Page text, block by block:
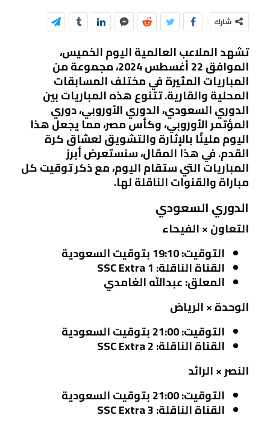
شارك
تشهد الملاعب العالمية اليوم الخميس،
الموافق 22 أغسطس 2024، مجموعة من
المباريات المثيرة في مختلف المسابقات
المحلية والقارية. تتنوع هذه المباريات بين
الدوري السعودي، الدوري الأوروبي، دوري
المؤتمر الأوروبي، وكأس مصر، مما يجعل هذا
اليوم مليئًا بالإثارة والتشويق لعشاق كرة
القدم. في هذا المقال، سنستعرض أبرز
المباريات التي ستقام اليوم، مع ذكر توقيت كل
مباراة والقنوات الناقلة لها.
الدوري السعودي
التعاون × الفيحاء
التوقيت:
القناة الناقلة:
المعلق:عبدالله الغامدي
الوحدة × الرياض
التوقيت:
القناة الناقلة:
النصر × الرائد
التوقيت:
القناة الناقلة: